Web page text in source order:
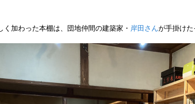
く加わった本棚は、団地仲間の建築家・ 岸田さんが手掛けた